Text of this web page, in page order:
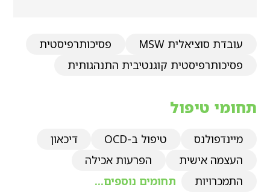
עובדת סוציאלית MSW
פסיכותרפיסטית
פסיכותרפיסטית קוגנטיבית התנהגותית
תחומי טיפול
מיינדפולנס טיפול ב-OCD
דיכאון
העצמה אישית
הפרעות אכילה
התמכרויות
תחומים נוספים...